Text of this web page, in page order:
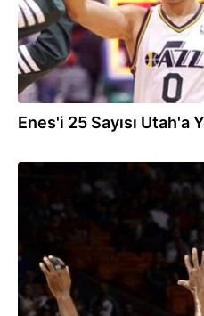
Enes'i 25 Sayısı Utah'a
26.11.2014